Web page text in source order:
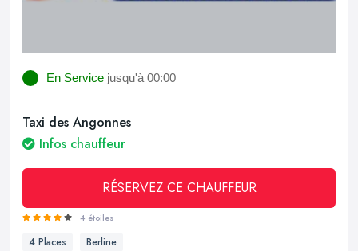
En Service jusqu'à 00:00
Taxi des Angonnes
Infos chauffeur
RÉSERVEZ CE CHAUFFEUR
4 étoiles
4 Places Berline